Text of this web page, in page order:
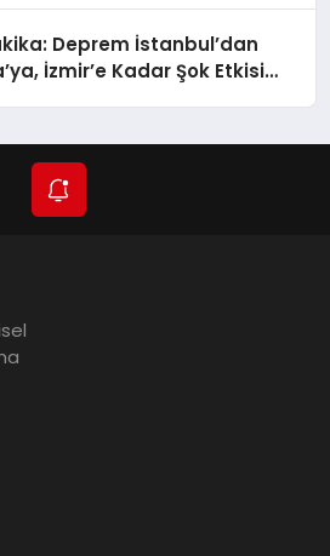
Deprem İstanbul’dan
İzmir’e Kadar Şok Etkisi